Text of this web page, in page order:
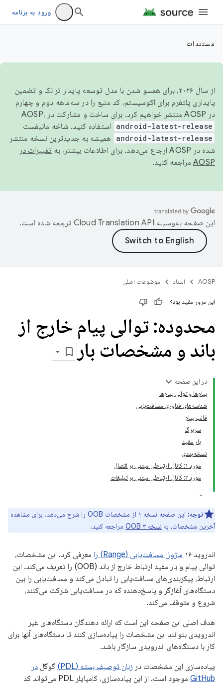
ورود به برنامه
مستندات
از سال ۲۰۲۶، برای همسو شدن با مدل توسعه پایدار ترانک و تضمین
پایداری پلتفرم برای اکوسیستم، کد منبع را در سه‌ماهه دوم و چهارم
در AOSP منتشر خواهیم کرد. برای ساخت و مشارکت در AOSP،
android-latest-release استفاده کنید. شاخه مانیفست
android-latest-release
همیشه به جدیدترین نسخه منتشر
شده در AOSP ارجاع می‌دهد. برای اطلاعات بیشتر، به
تغییرات در
AOSP مراجعه کنید.
این صفحه به‌وسیله ترجمه شده است.
AOSP اسناد موضوعات اصلی
این مرور مفید بود؟
محدوده: توالی پیام خارج از
باند و مشخصات بار
در این صفحه
پیام‌ها و توالی پیام‌ها
شناسه‌های فناوری مسافت‌یابی
قالب پیام
سربرگ
بار مفید
نسخه‌بندی
مورد ۱: کانال ارتباطی مبتنی بر اتصال
مورد ۲: کانال ارتباطی مبتنی بر تبلیغات
توجه:
این صفحه نسخه ۱ از مشخصات OOB را شرح می‌دهد. برای مشاهده
آخرین مشخصات، به نسخه ۳ OOB مراجعه کنید.
اندروید ۱۶ ماژول مسافت‌یابی (Range) را
معرفی کرد. این مشخصات،
توالی پیام و بار مفید ارتباط خارج از باند (OOB) را تعریف می‌کند. این
ارتباط، پیکربندی‌های مسافت‌یابی را تبادل می‌کند و مسافت‌یابی را بین
دستگاه‌های آغازگر و پاسخ‌دهنده که در مسافت‌یابی شرکت می‌کنند،
شروع و متوقف می‌کند.
هدف اصلی این صفحه این است که ارائه دهندگان دستگاه‌های غیر
اندرویدی بتوانند این مشخصات را پیاده‌سازی کنند تا دستگاه‌های آنها برای
کار با دستگاه‌های اندرویدی سازگار باشد.
پیاده‌سازی این مشخصات در زبان توصیف بسته (PDL) گوگل در
GitHub
موجود است. از این پیاده‌سازی، کامپایلر PDL می‌تواند کد